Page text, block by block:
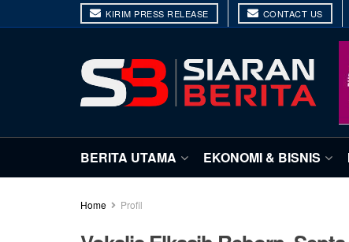
KIRIM PRESS RELEASE CONTACT US
BERITA UTAMA EKONOMI & BISNIS
Home Profil